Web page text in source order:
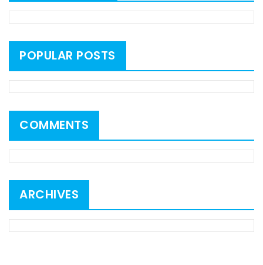
POPULAR POSTS
COMMENTS
ARCHIVES